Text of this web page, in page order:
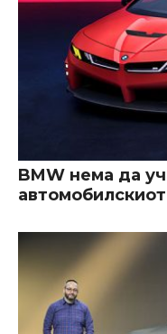
BMW нема да